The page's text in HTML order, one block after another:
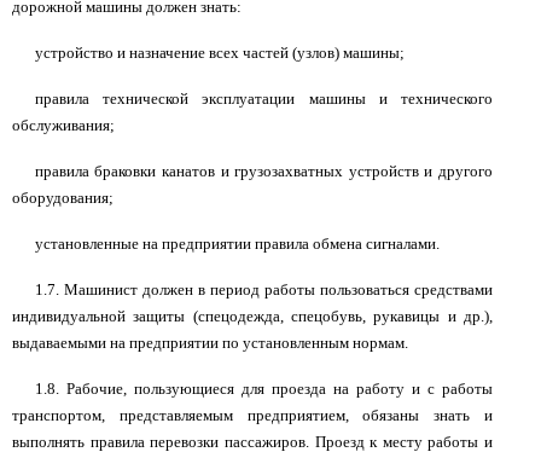
дорожной машины должен знать:
устройство и назначение всех частей (узлов) машины;
правила технической эксплуатации машины и технического
обслуживания;
правила браковки канатов и грузозахватных устройств и другого
оборудования;
установленные на предприятии правила обмена сигналами.
1.7. Машинист должен в период работы пользоваться средствами
индивидуальной защиты (спецодежда, спецобувь, рукавицы и др.),
выдаваемыми на предприятии по установленным нормам.
1.8. Рабочие, пользующиеся для проезда на работу и с работы
транспортом, представляемым предприятием, обязаны знать и
выполнять правила перевозки пассажиров. Проезд к месту работы и